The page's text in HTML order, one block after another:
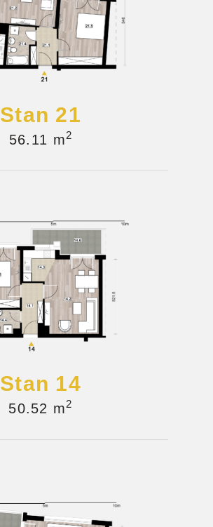
Stan 21
56.11 m2
Stan 14
50.52 m2